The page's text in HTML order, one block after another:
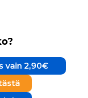
vain 2,90€